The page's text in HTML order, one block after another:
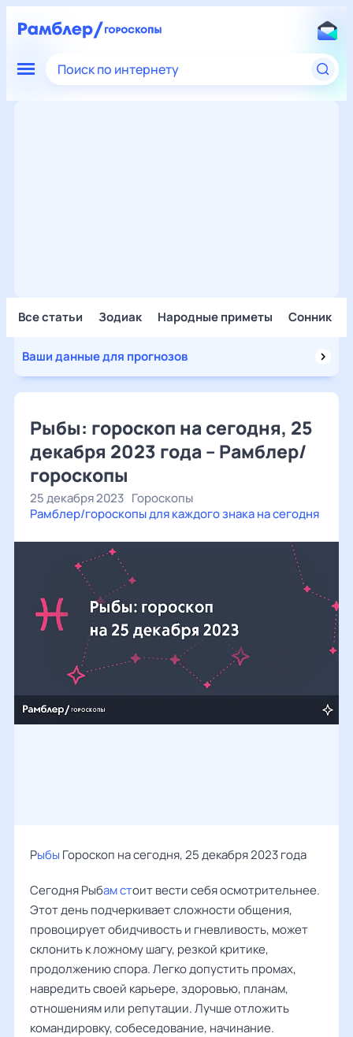
Поиск по интернету
Все статьи Зодиак Народные приметы Сонник
Ваши данные для прогнозов
Рыбы: гороскоп на сегодня, 25
декабря 2023 года – Рамблер/
гороскопы
25 декабря 2023 Гороскопы
Рамблер/гороскопы для каждого знака на сегодня
Рыбы Гороскоп на сегодня, 25 декабря 2023 года
Сегодня Рыбам стоит вести себя осмотрительнее.
Этот день подчеркивает сложности общения,
провоцирует обидчивость и гневливость, может
склонить к ложному шагу, резкой критике,
продолжению спора. Легко допустить промах,
навредить своей карьере, здоровью, планам,
отношениям или репутации. Лучше отложить
командировку, собеседование, начинание.